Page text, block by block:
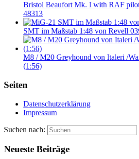
Bristol Beaufort Mk. I with RAF
48313
SMT im Maßstab 1:48 von Revell
M8 / M20 Greyhound von Italeri /
(1:56)
Seiten
Datenschutzerklärung
Impressum
Suchen nach:
Neueste Beiträge